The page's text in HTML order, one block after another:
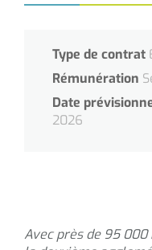
Type de contrat
Rémunération
Date
2026
Avec près de 95 000